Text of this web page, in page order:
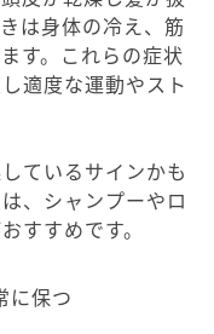
は身体の冷え、筋
す。これらの症状
適度な運動やスト
ているサインかも
、シャンプーやロ
すすめです。
に保つ